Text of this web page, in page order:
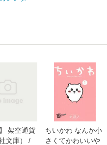
架空通貨
文庫） /
ちいかわ なんか小
さくてかわいいや